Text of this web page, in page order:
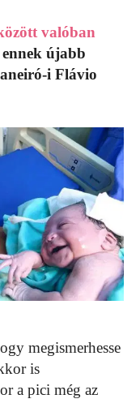
valóban
ennek újabb
i Flávio
megismerhesse
is
a pici még az